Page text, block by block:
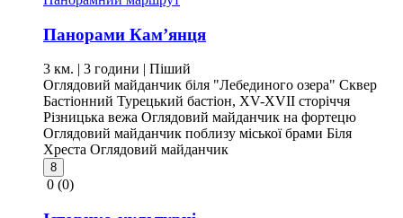
Панорами Кам’янця
3 км. | 3 години | Піший
Оглядовий майданчик біля "Лебединого озера" Сквер
Бастіонний Турецький бастіон, XV-XVII сторіччя
Різницька вежа Оглядовий майданчик на фортецю
Оглядовий майданчик поблизу міської брами Біля
Хреста Оглядовий майданчик
8
0 (0)